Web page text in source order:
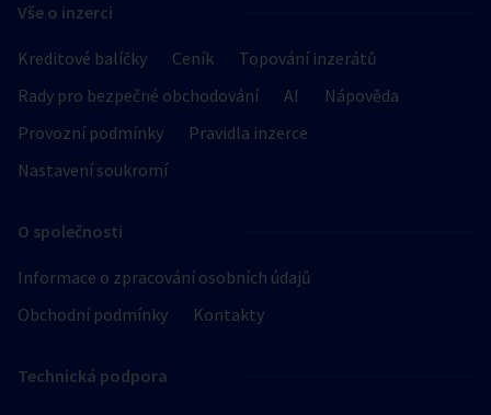
Vše o inzerci
Kreditové balíčky Ceník
Topování inzerátů
Rady pro bezpečné obchodování
AI
Nápověda
Provozní podmínky
Pravidla inzerce
Nastavení soukromí
O společnosti
Informace o zpracování osobních údajů
Obchodní podmínky
Kontakty
Technická podpora